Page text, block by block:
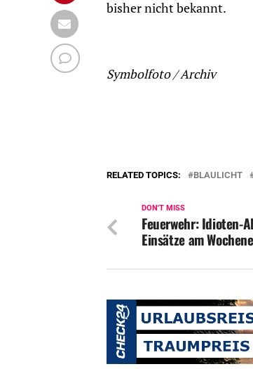
bisher nicht bekannt.
Symbolfoto / Archiv
RELATED TOPICS: BLAULICHT
DON'T MISS
Feuerwehr: Idioten-
Einsätze am